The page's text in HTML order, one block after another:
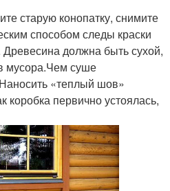
старую конопатку, снимите
способом следы краски
должна быть сухой,
мусора.Чем суше
«теплый шов»
коробка первично устоялась,